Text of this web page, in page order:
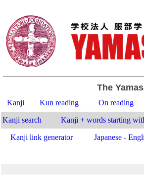
The
Kanji Kun reading On reading
Kanji search Kanji + words starting
Kanji link generator Japanese -